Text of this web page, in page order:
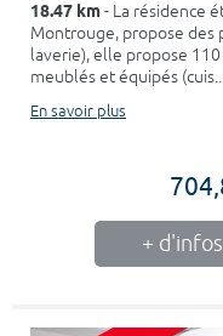
18.47 km- La résidence
Montrouge, propose des
laverie), elle propose
meublés et équipés
En savoir plus
+ d'infos